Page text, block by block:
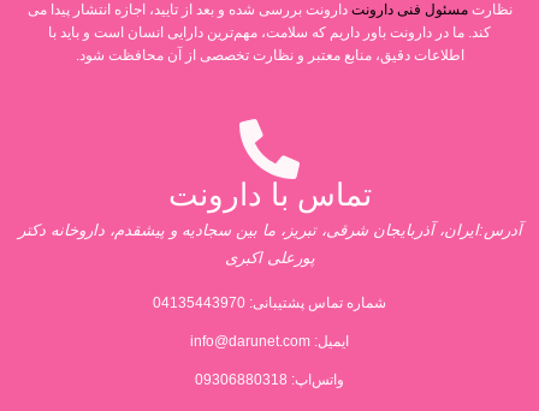
نظارتمسئول فنی دارونت دارونت بررسی شده و بعد از تایید، اجازه انتشار پیدا می
کند. ما در دارونت باور داریم که سلامت، مهم‌ترین دارایی انسان است و باید با
اطلاعات دقیق، منابع معتبر و نظارت تخصصی از آن محافظت شود.
تماس با دارونت
آدرس:ایران، آذربایجان شرقی، تبریز، ما بین سجادیه و پیشقدم، داروخانه دکتر
پورعلی اکبری
شماره تماس پشتیبانی: 04135443970
ایمیل: info@darunet.com
واتس‌اپ: 09306880318